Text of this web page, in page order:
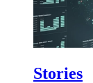
Stories